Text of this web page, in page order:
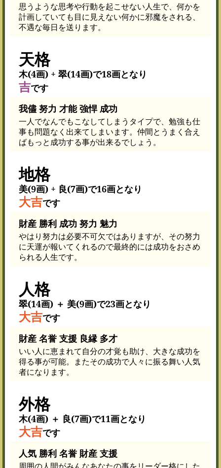
思うような思考や行動を起こせない人生で、何かを
計画していても目に見えない何かに邪魔をされる、
不遇な毎日を送ります。
天格
木(4画) + 翠(14画)で18画となり
吉です
我儘 努力 才能 強悍 成功
一人でなんでもこなしてしまうタイプで、勉強も仕
事も問題なく出来てしまいます。仲間とうまく合え
ばもっと成功する事が出来るでしょう。
地格
美(9画) + 良(7画)で16画となり
大吉です
財産 勝利 成功 努力 魅力
やはり努力は必要不可欠ではありますが、その努力
に天運が報いてくれるので最終的には成功をおさめ
られる人生です。
人格
翠(14画) ＋ 美(9画)で23画となり
大吉です
財産 名誉 支援 良縁 多才
いい人に恵まれて自分の才覚も助け、大きな成功を
得る事が可能。またその成功で人々に振る舞い人気
者になります。
外格
木(4画) ＋ 良(7画)で11画となり
大吉です
人気 勝利 名誉 財産 支援